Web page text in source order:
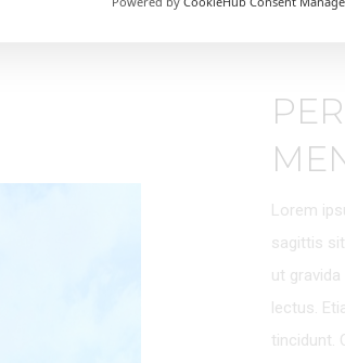
Lorem
sagittis
ut
lectus.
tincidunt.